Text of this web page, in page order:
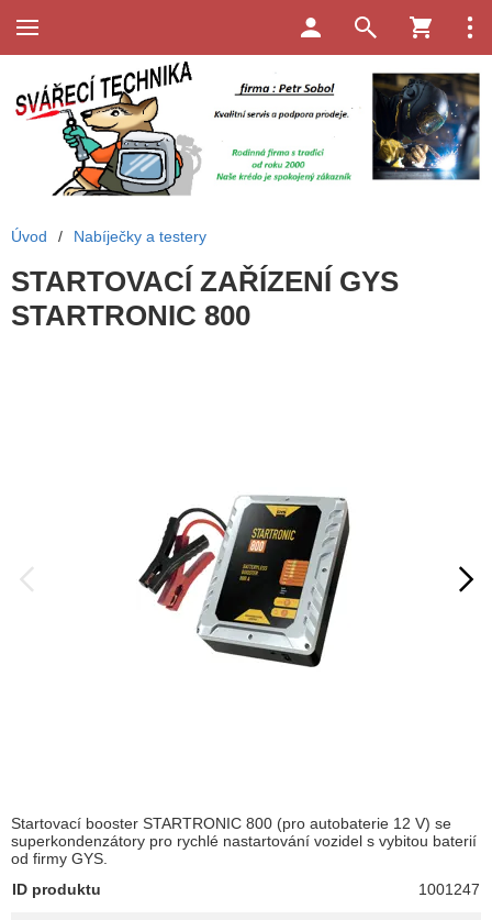
Úvod / Nabíječky a testery
STARTOVACÍ ZAŘÍZENÍ GYS
STARTRONIC 800
Startovací booster STARTRONIC 800 (pro autobaterie 12 V) se
superkondenzátory pro rychlé nastartování vozidel s vybitou baterií
od firmy GYS.
ID produktu
1001247